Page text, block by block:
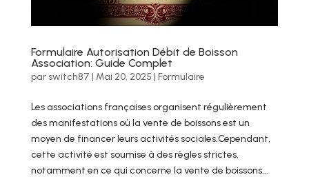
Formulaire Autorisation Débit de Boisson
Association: Guide Complet
par switch87 | Mai 20, 2025 | Formulaire
Les associations françaises organisent régulièrement
des manifestations où la vente de boissons est un
moyen de financer leurs activités sociales.Cependant,
cette activité est soumise à des règles strictes,
notamment en ce qui concerne la vente de boissons...